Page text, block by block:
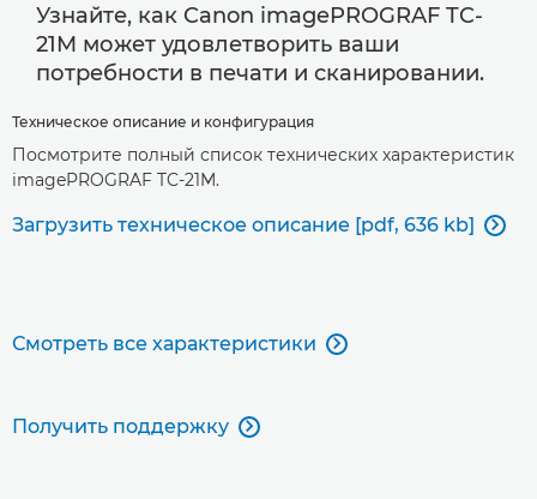
Узнайте, как Canon imagePROGRAF TC-
21M может удовлетворить ваши
потребности в печати и сканировании.
Техническое описание и конфигурация
Посмотрите полный список технических характеристик
imagePROGRAF TC-21M.
Загрузить техническое описание [pdf, 636 kb] 
Смотреть все характеристики 
Получить поддержку 